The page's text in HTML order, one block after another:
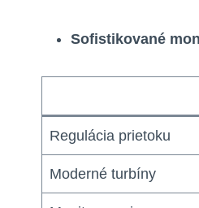
Sofistikované
Regulácia prietoku
Moderné turbíny